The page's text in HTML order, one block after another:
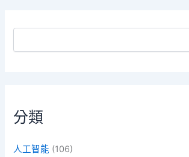
搜尋
分類
人工智能 (106)